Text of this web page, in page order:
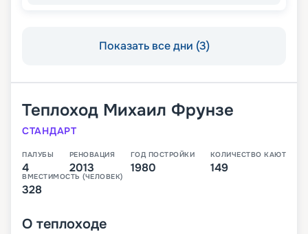
Показать все дни (3)
Теплоход Михаил Фрунзе
СТАНДАРТ
ПАЛУБЫ
4
РЕНОВАЦИЯ
2013
ГОД ПОСТРОЙКИ
1980
КОЛИЧЕСТВО КАЮТ
149
ВМЕСТИМОСТЬ (ЧЕЛОВЕК)
328
О теплоходе